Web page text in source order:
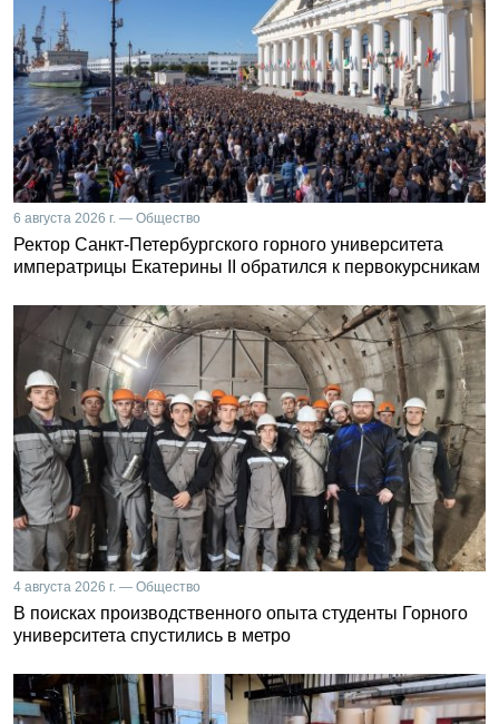
6 августа 2026 г. — Общество
Ректор Санкт-Петербургского горного университета
императрицы Екатерины II обратился к первокурсникам
4 августа 2026 г. — Общество
В поисках производственного опыта студенты Горного
университета спустились в метро